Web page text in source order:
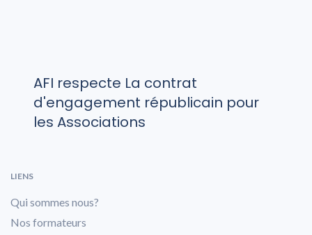
AFI respecte La contrat
d'engagement républicain pour
les Associations
LIENS
Qui sommes nous?
Nos formateurs